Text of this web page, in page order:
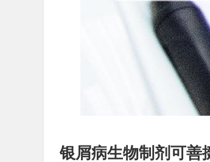
银屑病生物制剂可善